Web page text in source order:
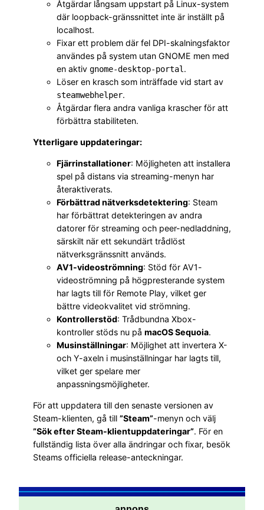
Åtgärdar långsam uppstart på Linux-system
där loopback-gränssnittet inte är inställt på
localhost.
Fixar ett problem där fel DPI-skalningsfaktor
användes på system utan GNOME men med
en aktiv gnome-desktop-portal .
Löser en krasch som inträffade vid start av
steamwebhelper.
Åtgärdar flera andra vanliga krascher för att
förbättra stabiliteten.
Ytterligare uppdateringar:
Fjärrinstallationer: Möjligheten att installera
spel på distans via streaming-menyn har
återaktiverats.
Förbättrad nätverksdetektering: Steam
har förbättrat detekteringen av andra
datorer för streaming och peer-nedladdning,
särskilt när ett sekundärt trådlöst
nätverksgränssnitt används.
AV1-videoströmning: Stöd för AV1-
videoströmning på högpresterande system
har lagts till för Remote Play, vilket ger
bättre videokvalitet vid strömning.
Kontrollerstöd: Trådbundna Xbox-
kontroller stöds nu på macOS Sequoia.
Musinställningar: Möjlighet att invertera X-
och Y-axeln i musinställningar har lagts till,
vilket ger spelare mer
anpassningsmöjligheter.
För att uppdatera till den senaste versionen av
Steam-klienten, gå till ”Steam”-menyn och välj
”Sök efter Steam-klientuppdateringar”. För en
fullständig lista över alla ändringar och fixar, besök
Steams officiella release-anteckningar.